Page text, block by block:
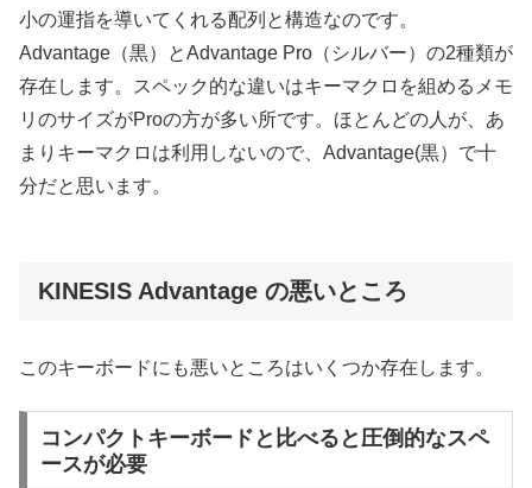
小の運指を導いてくれる配列と構造なのです。
Advantage（黒）とAdvantage Pro（シルバー）の2種類が
存在します。スペック的な違いはキーマクロを組めるメモ
リのサイズがProの方が多い所です。ほとんどの人が、あ
まりキーマクロは利用しないので、Advantage(黒）で十
分だと思います。
KINESIS Advantage の悪いところ
このキーボードにも悪いところはいくつか存在します。
コンパクトキーボードと比べると圧倒的なスペ
ースが必要